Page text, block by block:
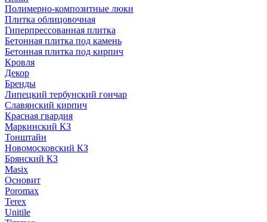
Полимерно-композитные люки
Плитка облицовочная
Гиперпрессованная плитка
Бетонная плитка под камень
Бетонная плитка под кирпич
Кровля
Декор
Бренды
Липецкий тербунский гончар
Славянский кирпич
Красная гвардия
Маркинский КЗ
Тонштайн
Новомосковский КЗ
Брянский КЗ
Masix
Основит
Poromax
Terex
Unitile